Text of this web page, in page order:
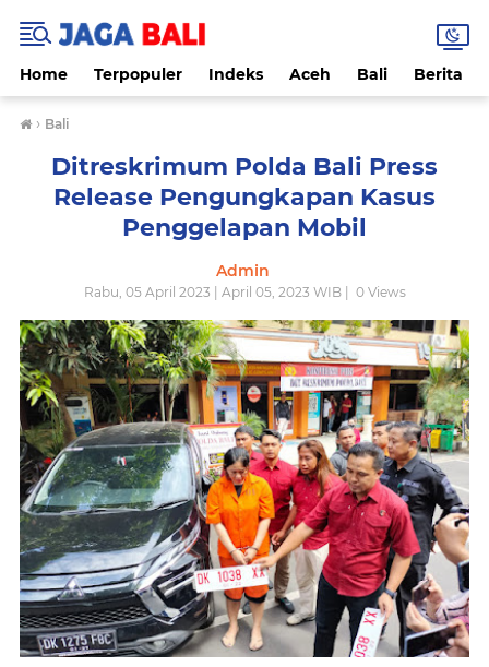
Home Terpopuler Indeks Aceh Bali Berita
› Bali
Ditreskrimum Polda Bali Press
Release Pengungkapan Kasus
Penggelapan Mobil
Admin
Rabu, 05 April 2023 | April 05, 2023 WIB | 0Views